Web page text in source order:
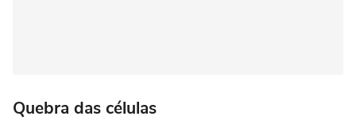
Quebra das células